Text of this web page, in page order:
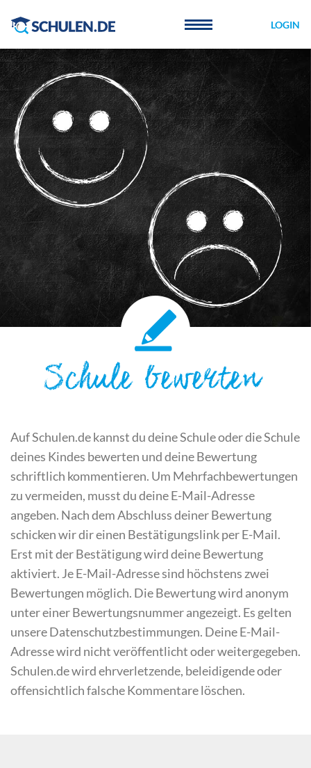
LOGIN
Schule bewerten
Auf Schulen.de kannst du deine Schule oder die Schule
deines Kindes bewerten und deine Bewertung
schriftlich kommentieren. Um Mehrfachbewertungen
zu vermeiden, musst du deine E-Mail-Adresse
angeben. Nach dem Abschluss deiner Bewertung
schicken wir dir einen Bestätigungslink per E-Mail.
Erst mit der Bestätigung wird deine Bewertung
aktiviert. Je E-Mail-Adresse sind höchstens zwei
Bewertungen möglich. Die Bewertung wird anonym
unter einer Bewertungsnummer angezeigt. Es gelten
unsere Datenschutzbestimmungen. Deine E-Mail-
Adresse wird nicht veröffentlicht oder weitergegeben.
Schulen.de wird ehrverletzende, beleidigende oder
offensichtlich falsche Kommentare löschen.